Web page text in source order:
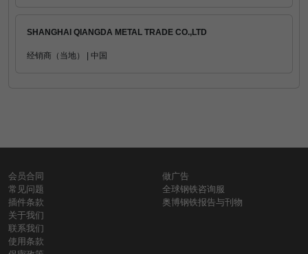
SHANGHAI QIANGDA METAL TRADE CO.,LTD
经销商（当地） | 中国
会员合同
常见问题
插件条款
关于我们
联系我们
使用条款
做广告
全球钢铁咨询服
奥博钢铁报告与刊物